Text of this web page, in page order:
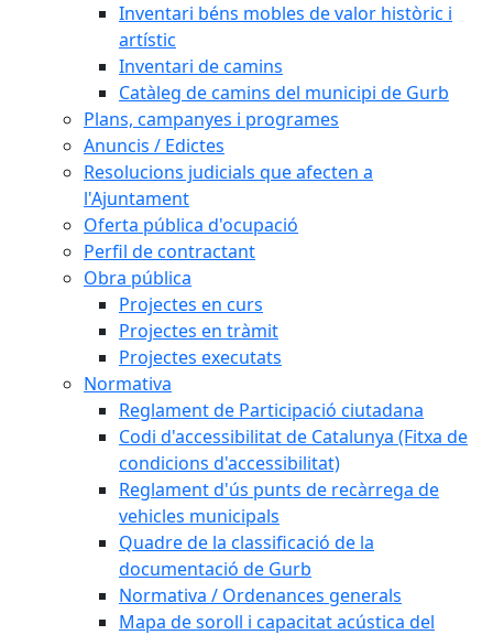
Inventari béns mobles de valor històric i
artístic
Inventari de camins
Catàleg de camins del municipi de Gurb
Plans, campanyes i programes
Anuncis / Edictes
Resolucions judicials que afecten a
l'Ajuntament
Oferta pública d'ocupació
Perfil de contractant
Obra pública
Projectes en curs
Projectes en tràmit
Projectes executats
Normativa
Reglament de Participació ciutadana
Codi d'accessibilitat de Catalunya (Fitxa de
condicions d'accessibilitat)
Reglament d'ús punts de recàrrega de
vehicles municipals
Quadre de la classificació de la
documentació de Gurb
Normativa / Ordenances generals
Mapa de soroll i capacitat acústica del